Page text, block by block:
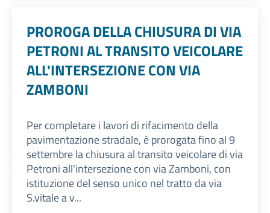
PROROGA DELLA CHIUSURA DI VIA
PETRONI AL TRANSITO VEICOLARE
ALL'INTERSEZIONE CON VIA
ZAMBONI
Per completare i lavori di rifacimento della
pavimentazione stradale, è prorogata fino al 9
settembre la chiusura al transito veicolare di via
Petroni all'intersezione con via Zamboni, con
istituzione del senso unico nel tratto da via
S.vitale a v...